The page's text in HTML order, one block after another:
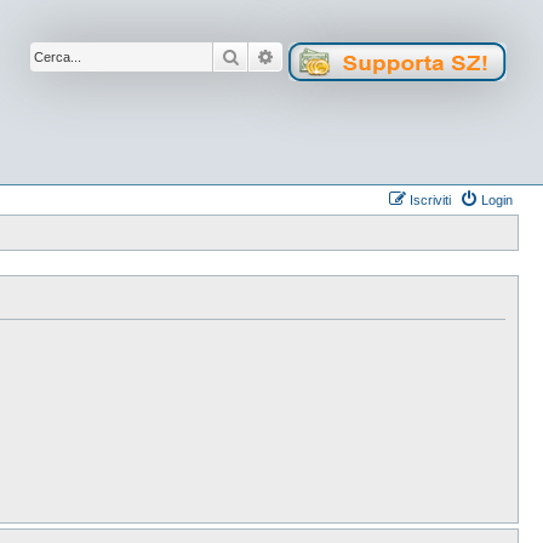
Cerca Ricerca avanzata
Login
Iscriviti